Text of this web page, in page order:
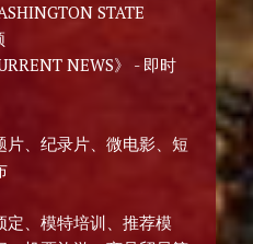
STATE
NEWS》 - 即时
、纪录片、微电影、短
定、模特培训、推荐模